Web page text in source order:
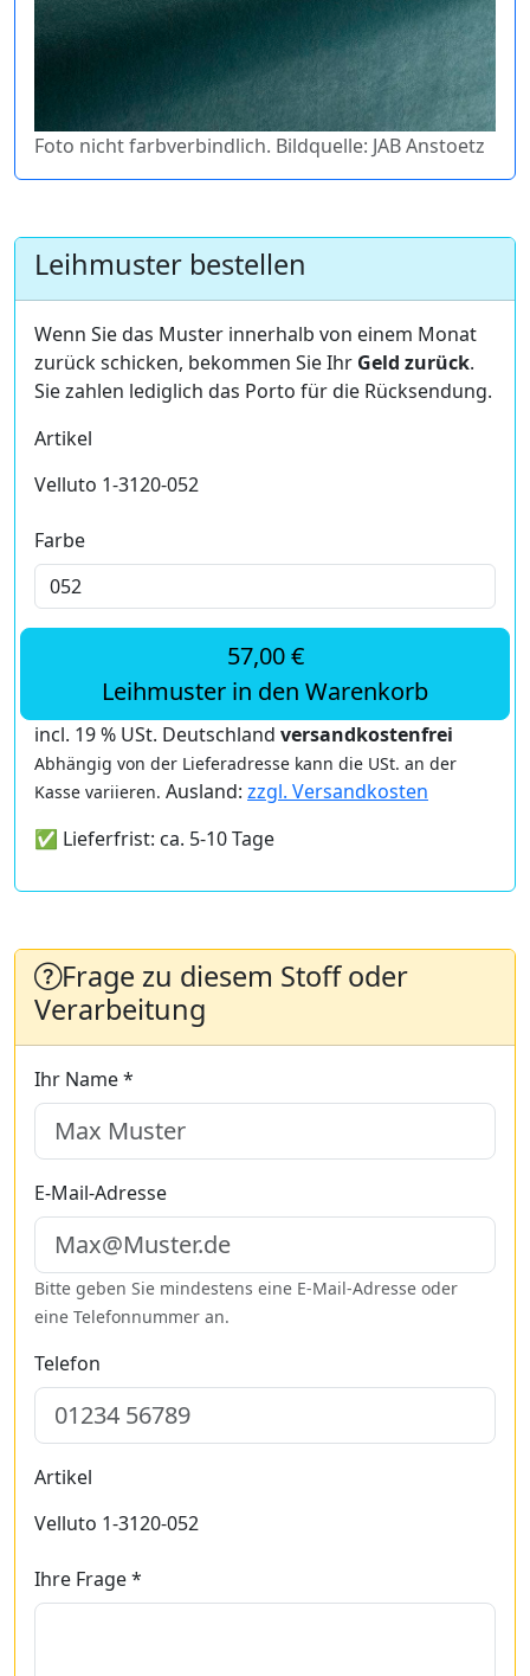
Foto nicht farbverbindlich. Bildquelle: JAB Anstoetz
Leihmuster bestellen
Wenn Sie das Muster innerhalb von einem Monat
zurück schicken, bekommen Sie Ihr Geld zurück.
Sie zahlen lediglich das Porto für die Rücksendung.
Artikel
Velluto 1-3120-052
Farbe
57,00 €
Leihmuster in den Warenkorb
incl. 19 % USt. Deutschland versandkostenfrei
Abhängig von der Lieferadresse kann die USt. an der
Kasse variieren. Ausland: zzgl. Versandkosten
✅ Lieferfrist: ca. 5-10 Tage
Frage zu diesem Stoff oder
Verarbeitung
Ihr Name *
E-Mail-Adresse
Bitte geben Sie mindestens eine E-Mail-Adresse oder
eine Telefonnummer an.
Telefon
Artikel
Velluto 1-3120-052
Ihre Frage *